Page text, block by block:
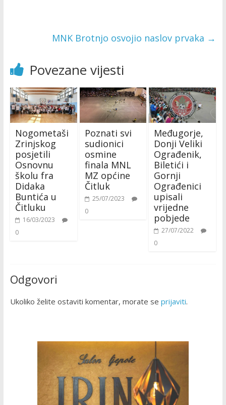
MNK Brotnjo osvojio naslov prvaka →
Povezane vijesti
Nogometaši
Zrinjskog
posjetili
Osnovnu
školu fra
Didaka
Buntića u
Čitluku
16/03/2023
0
Poznati svi
sudionici
osmine
finala MNL
MZ općine
Čitluk
25/07/2023
0
Međugorje,
Donji Veliki
Ograđenik,
Biletići i
Gornji
Ograđenici
upisali
vrijedne
pobjede
27/07/2022
0
Odgovori
Ukoliko želite ostaviti komentar, morate se prijaviti.